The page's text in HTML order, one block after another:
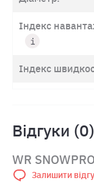
Індекс
Індекс
Відгуки (0)
WR
Залишити